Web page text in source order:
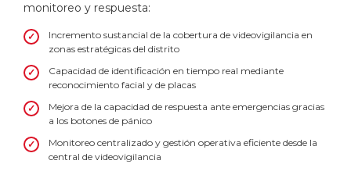
monitoreo y respuesta:
Incremento sustancial de la cobertura de videovigilancia en
zonas estratégicas del distrito
Capacidad de identificación en tiempo real mediante
reconocimiento facial y de placas
Mejora de la capacidad de respuesta ante emergencias gracias
a los botones de pánico
Monitoreo centralizado y gestión operativa eficiente desde la
central de videovigilancia